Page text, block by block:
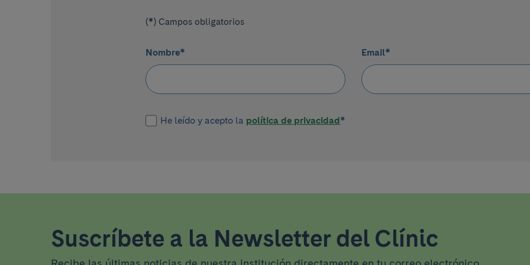
(*) Campos obligatorios
Nombre* Email*
He leído y acepto la política de privacidad*
Suscríbete a la Newsletter del Clínic